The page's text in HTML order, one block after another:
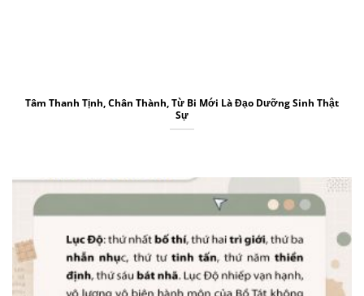
Tâm Thanh Tịnh, Chân Thành, Từ Bi Mới Là Đạo Dưỡng Sinh Thật
Sự